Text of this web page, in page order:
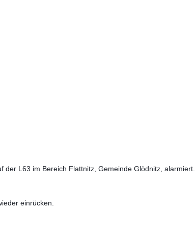
L63 im Bereich Flattnitz, Gemeinde Glödnitz, alarmiert.
einrücken.